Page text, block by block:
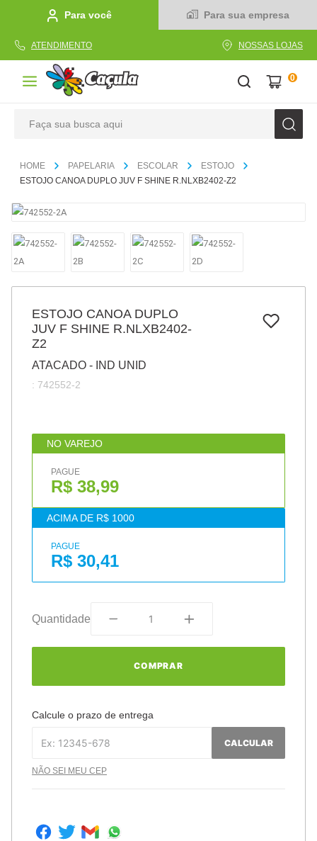
Para você Para sua empresa
ATENDIMENTO NOSSAS LOJAS
0
PAPELARIA ESCOLAR
ESTOJO
ESTOJO CANOA DUPLO JUV F SHINE R.NLXB2402-Z2
ESTOJO CANOA DUPLO
JUV F SHINE R.NLXB2402-
Z2
ATACADO - IND UNID
: 742552-2
NO VAREJO
PAGUE
R$ 38,99
ACIMA DE R$ 1000
PAGUE
R$ 30,41
Quantidade
COMPRAR
Calcule o prazo de entrega
CALCULAR
NÃO SEI MEU CEP
1º caderno
2
papel